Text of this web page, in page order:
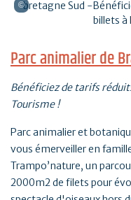
Parc animalier de
Bénéficiez de tarifs
Tourisme !
Parc animalier et
vous émerveiller en
Trampo’nature, un
2000m2 de filets pour